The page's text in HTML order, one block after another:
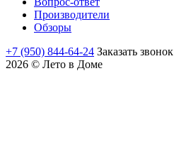
Производители
Обзоры
+7 (950) 844-64-24 Заказать звонок
2026 © Лето в Доме